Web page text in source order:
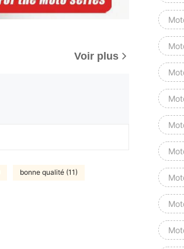
Voir plus
bonne qualité (11)